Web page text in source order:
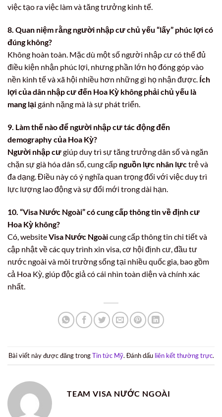
việc tạo ra việc làm và tăng trưởng kinh tế.
8. Quan niệm rằng người nhập cư chủ yếu “lấy” phúc lợi có
đúng không?
Không hoàn toàn. Mặc dù một số người nhập cư có thể đủ
điều kiện nhận phúc lợi, nhưng phần lớn họ đóng góp vào
nền kinh tế và xã hội nhiều hơn những gì họ nhận được. Ích
lợi của dân nhập cư đến Hoa Kỳ không phải chủ yếu là
mang lạigánh nặng mà là sự phát triển.
9. Làm thế nào để người nhập cư tác động đến
demography của Hoa Kỳ?
Người nhập cưgiúp duy trì sự tăng trưởng dân số và ngăn
chặn sự già hóa dân số, cung cấp nguồn lực nhân lựctrẻ và
đa dạng. Điều này có ý nghĩa quan trọng đối với việc duy trì
lực lượng lao động và sự đổi mới trong dài hạn.
10. “Visa Nước Ngoài” có cung cấp thông tin về định cư
Hoa Kỳ không?
Có, websiteVisa Nước Ngoàicung cấp thông tin chi tiết và
cập nhật về các quy trình xin visa, cơ hội định cư, đầu tư
nước ngoài và môi trường sống tại nhiều quốc gia, bao gồm
cả Hoa Kỳ, giúp độc giả có cái nhìn toàn diện và chính xác
nhất.
Bài viết này được đăng trongTin tức Mỹ. Đánh dấu liên kết thường trực.
TEAM VISA NƯỚC NGOÀI